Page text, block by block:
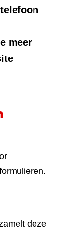
meer
deze